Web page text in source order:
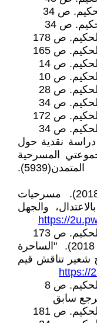
حلمى. (20 بوليو, 2018). دراسة نقدية حول
المسرحية
(19) سلامة تعلب. (24 نوفمبر, 2018). مسرحيات
والجهل
https://
(21) منة الله الأبيض. (29 يونيو, 2018). "الساحرة
شعير تناقش قيم
https://